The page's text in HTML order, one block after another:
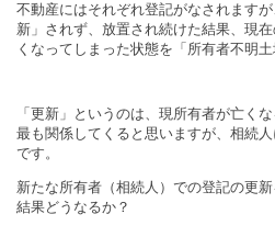
不動産にはそれぞれ登記がなされます
新」されず、放置され続けた結果、現
くなってしまった状態を「所有者不明土
「更新」というのは、現所有者が亡く
最も関係してくると思いますが、相続
です。
新たな所有者（相続人）での登記の更
結果どうなるか？